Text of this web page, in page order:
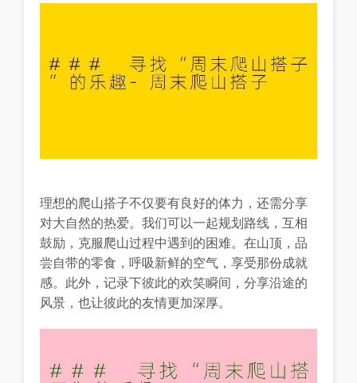
理想的爬山搭子不仅要有良好的体力，还需分享
对大自然的热爱。我们可以一起规划路线，互相
鼓励，克服爬山过程中遇到的困难。在山顶，品
尝自带的零食，呼吸新鲜的空气，享受那份成就
感。此外，记录下彼此的欢笑瞬间，分享沿途的
风景，也让彼此的友情更加深厚。